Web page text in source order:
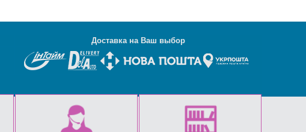
Доставка на Ваш выбор